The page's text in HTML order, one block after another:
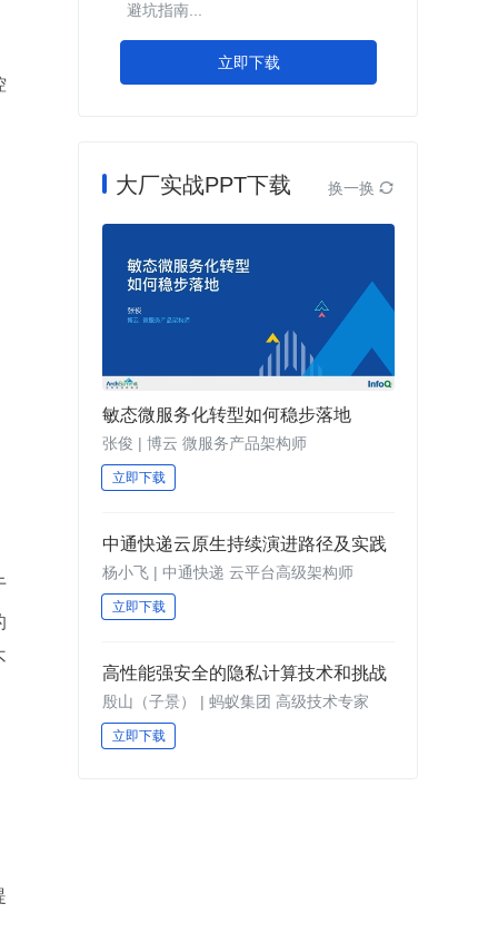
避坑指南...
立即下载
大厂实战PPT下载 换一换 
敏态微服务化转型如何稳步落地
张俊 | 博云 微服务产品架构师
立即下载
中通快递云原生持续演进路径及实践
杨小飞 | 中通快递 云平台高级架构师
立即下载
高性能强安全的隐私计算技术和挑战
殷山（子景） | 蚂蚁集团 高级技术专家
立即下载